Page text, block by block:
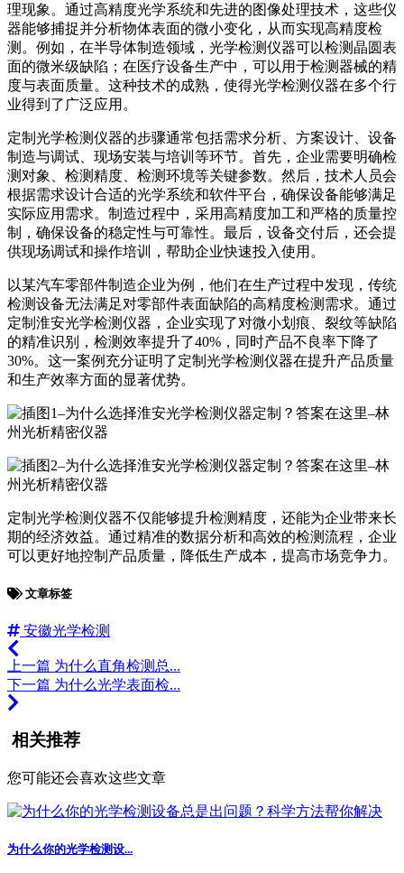
理现象。通过高精度光学系统和先进的图像处理技术，这些仪
器能够捕捉并分析物体表面的微小变化，从而实现高精度检
测。例如，在半导体制造领域，光学检测仪器可以检测晶圆表
面的微米级缺陷；在医疗设备生产中，可以用于检测器械的精
度与表面质量。这种技术的成熟，使得光学检测仪器在多个行
业得到了广泛应用。
定制光学检测仪器的步骤通常包括需求分析、方案设计、设备
制造与调试、现场安装与培训等环节。首先，企业需要明确检
测对象、检测精度、检测环境等关键参数。然后，技术人员会
根据需求设计合适的光学系统和软件平台，确保设备能够满足
实际应用需求。制造过程中，采用高精度加工和严格的质量控
制，确保设备的稳定性与可靠性。最后，设备交付后，还会提
供现场调试和操作培训，帮助企业快速投入使用。
以某汽车零部件制造企业为例，他们在生产过程中发现，传统
检测设备无法满足对零部件表面缺陷的高精度检测需求。通过
定制淮安光学检测仪器，企业实现了对微小划痕、裂纹等缺陷
的精准识别，检测效率提升了40%，同时产品不良率下降了
30%。这一案例充分证明了定制光学检测仪器在提升产品质量
和生产效率方面的显著优势。
定制光学检测仪器不仅能够提升检测精度，还能为企业带来长
期的经济效益。通过精准的数据分析和高效的检测流程，企业
可以更好地控制产品质量，降低生产成本，提高市场竞争力。
文章标签
安徽光学检测
上一篇 为什么直角检测总...
下一篇 为什么光学表面检...
相关推荐
您可能还会喜欢这些文章
为什么你的光学检测设...